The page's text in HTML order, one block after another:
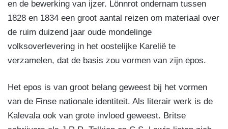
en de bewerking van ijzer. Lönnrot ondernam tussen
1828 en 1834 een groot aantal reizen om materiaal over
de ruim duizend jaar oude mondelinge
volksoverlevering in het oostelijke Karelië te
verzamelen, dat de basis zou vormen van zijn epos.
Het epos is van groot belang geweest bij het vormen
van de Finse nationale identiteit. Als literair werk is de
Kalevala ook van grote invloed geweest. Britse